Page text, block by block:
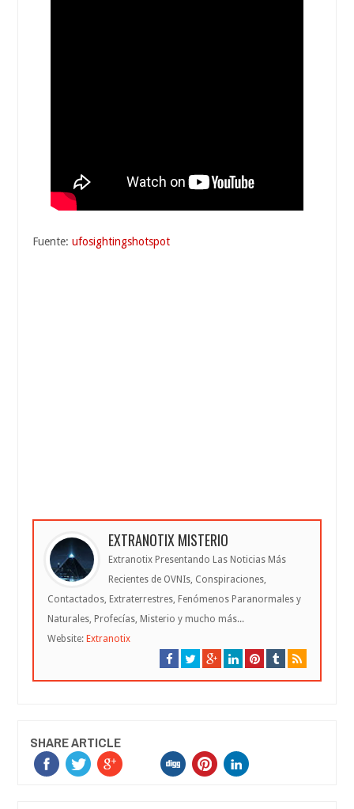
Fuente: ufosightingshotspot
EXTRANOTIX MISTERIO
Extranotix Presentando Las Noticias Más
Recientes de OVNIs, Conspiraciones,
Contactados, Extraterrestres, Fenómenos Paranormales y
Naturales, Profecías, Misterio y mucho más...
Website: Extranotix
SHARE ARTICLE